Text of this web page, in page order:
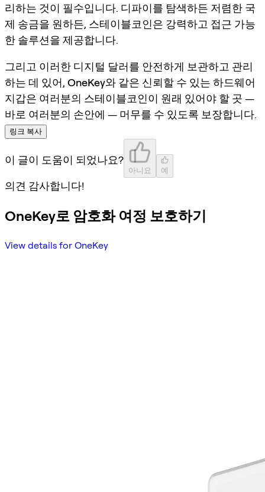
리하는 것이 필수입니다. 디파이를 탐색하든 저렴한 국
제 송금을 원하든, 스테이블코인은 강력하고 접근 가능
한 솔루션을 제공합니다.
그리고 이러한 디지털 달러를 안전하게 보관하고 관리
하는 데 있어, OneKey와 같은 신뢰할 수 있는 하드웨어
지갑은 여러분의 스테이블코인이 원래 있어야 할 곳 —
바로 여러분의 손안에 — 머무를 수 있도록 보장합니다.
링크 복사
이 글이 도움이 되었나요?
아니요 예
의견 감사합니다!
OneKey로 암호화 여정 보호하기
View details for OneKey